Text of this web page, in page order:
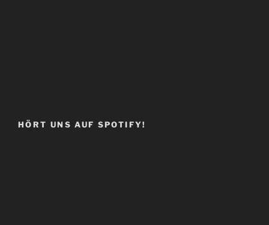
HÖRT UNS AUF SPOTIFY!